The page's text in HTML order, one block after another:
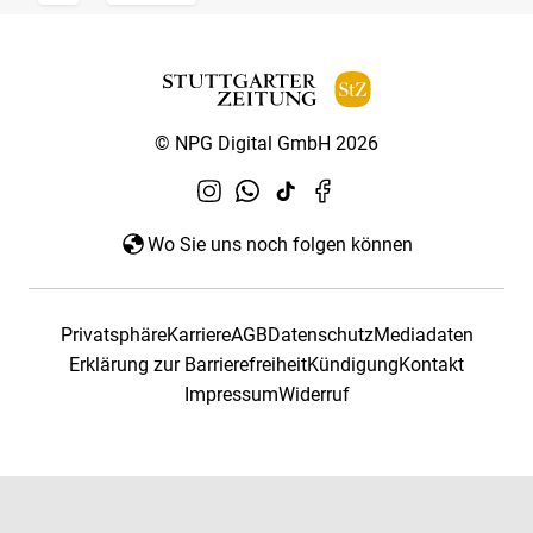
© NPG Digital GmbH 2026
Wo Sie uns noch folgen können
PrivatsphäreKarriereAGBDatenschutzMediadaten
Erklärung zur BarrierefreiheitKündigungKontakt
ImpressumWiderruf